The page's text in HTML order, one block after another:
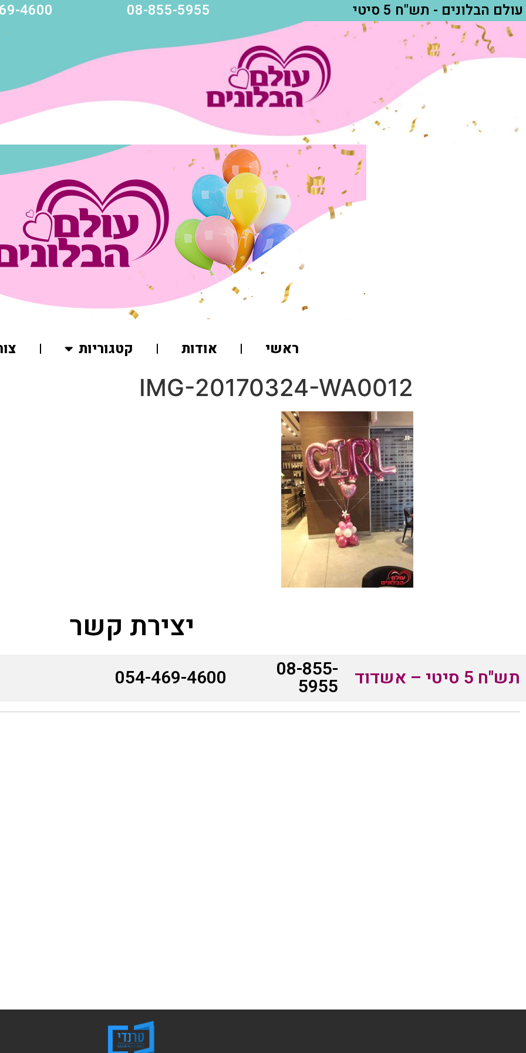
עולם הבלונים - תש"ח 5 סיטי 08-855-5955
4600
ראשי אודות קטגוריות
IMG-20170324-WA0012
יצירת קשר
תש"ח 5 סיטי – אשדוד 08-855-
5955
054-469-4600